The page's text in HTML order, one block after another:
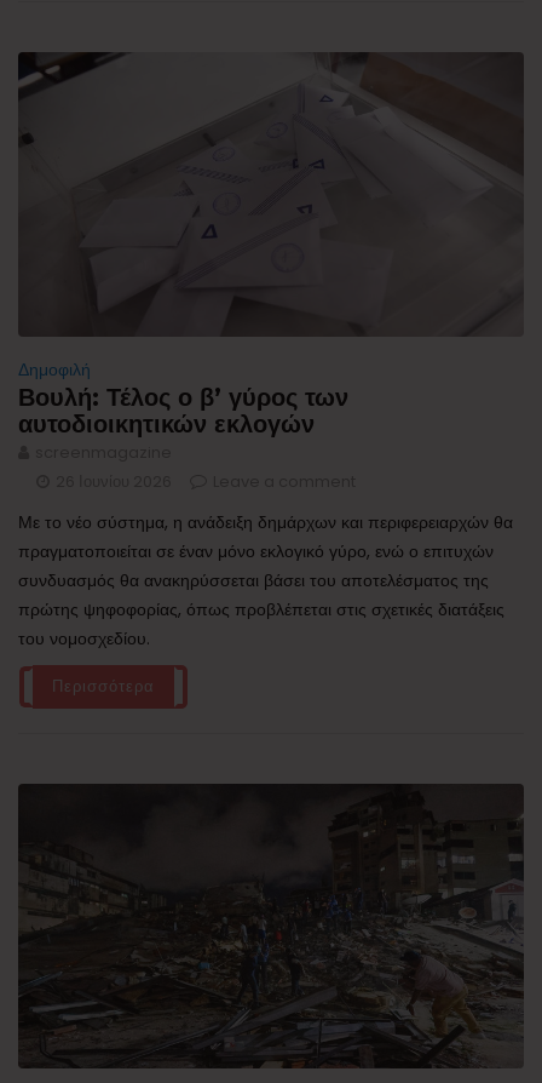
Δημοφιλή
Βουλή: Τέλος ο β’ γύρος των
αυτοδιοικητικών εκλογών
Με το νέο σύστημα, η ανάδειξη δημάρχων και περιφερειαρχών θα
πραγματοποιείται σε έναν μόνο εκλογικό γύρο, ενώ ο επιτυχών
συνδυασμός θα ανακηρύσσεται βάσει του αποτελέσματος της
πρώτης ψηφοφορίας, όπως προβλέπεται στις σχετικές διατάξεις
του νομοσχεδίου.
Περισσότερα